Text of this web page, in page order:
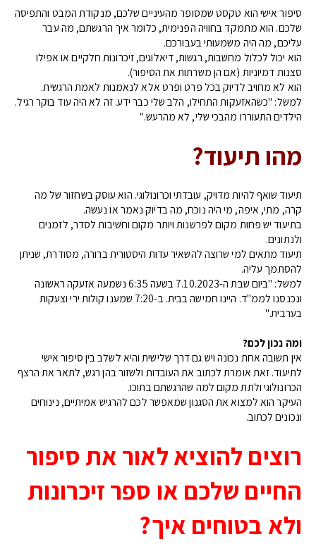
סיפור אישי הוא טקסט שמסופר מהעיניים שלכם, מנקודת המבט והתפיסה
שלכם. הוא מתמקד בחוויה הפנימית, כלומר איך הרגשתם, מה עבר
עליכם, מה היה משמעותי בעבורכם.
הוא יכול לכלול מחשבות, רגשות, דיאלוגים, זיכרונות חלקיים או אפילו
סצנות דמיוניות (אם הן משרתות את הסיפור).
הוא לא מחויב לדיוק בכל פרט ופרט אלא לנאמנות לאמת הרגשית.
למשל: "כשהאזעקות התחילו, הלב שלי כבר ידע. זה לא היה עוד בוקר רגיל.
הילדים התעוררו מהבכי שלי, לא מהרעש."
מהו תיעוד?
תיעוד שואף להיות מדויק, עובדתי וכרונולוגי. הוא עוסק בשחזור של מה
קרה, מתי, איפה, מי היה נוכח, מה בדיוק נאמר או נעשה.
בתיעוד יש פחות מקום לפרשנות ויותר מקום וחשיבות לסדר, לזמנים
ולנתונים.
תיעוד מתאים למי שרוצה להשאיר עדות היסטורית ברורה, מסודרת, שניתן
להסתמך עליה.
למשל: "ביום שבת ה-7.10.2023 בשעה 6:35 נשמעה אזעקה ראשונה
ונכנסנו לממ"ד. היינו חמישה בבית. ב-7:20 שמענו קולות ירי וצעקות
בערבית."
ומה נכון לכם?
אין תשובה אחת נכונה ויש גם דרך שלישית והיא לשלב בין סיפור אישי
לתיעוד. זאת אומרת לכתוב את העובדות ולשזור בהן רגש, לתאר את הרצף
הכרונולוגי ולתת מקום למה שהרגשתם בתוכו.
העיקר הוא למצוא את הסגנון שמאפשר לכם להרגיש אמיתיים, נינוחים
ונכונים לכתוב.
רוצים להוציא לאור את סיפור
החיים שלכם או ספר זיכרונות
ולא בטוחים איך?